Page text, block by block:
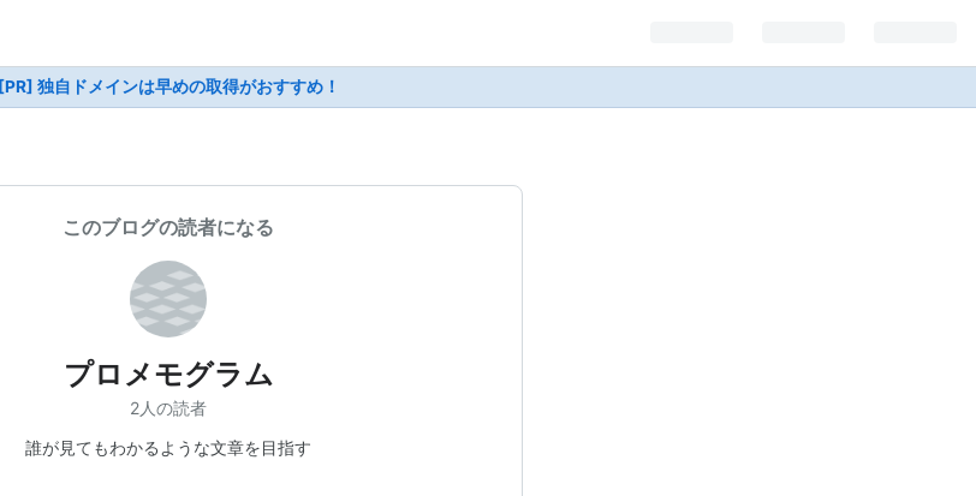
[PR] 独自ドメインは早めの取得がおすすめ！
このブログの読者になる
プロメモグラム
2人の読者
誰が見てもわかるような文章を目指す